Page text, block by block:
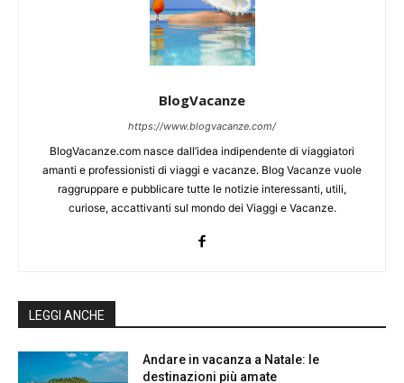
BlogVacanze
https://www.blogvacanze.com/
BlogVacanze.com nasce dall’idea indipendente di viaggiatori
amanti e professionisti di viaggi e vacanze. Blog Vacanze vuole
raggruppare e pubblicare tutte le notizie interessanti, utili,
curiose, accattivanti sul mondo dei Viaggi e Vacanze.
LEGGI ANCHE
Andare in vacanza a Natale: le
destinazioni più amate